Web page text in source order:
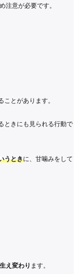
注意が必要です。
ことがあります。
ときにも見られる行動で
うときに、甘噛みをして
え変わり ます。